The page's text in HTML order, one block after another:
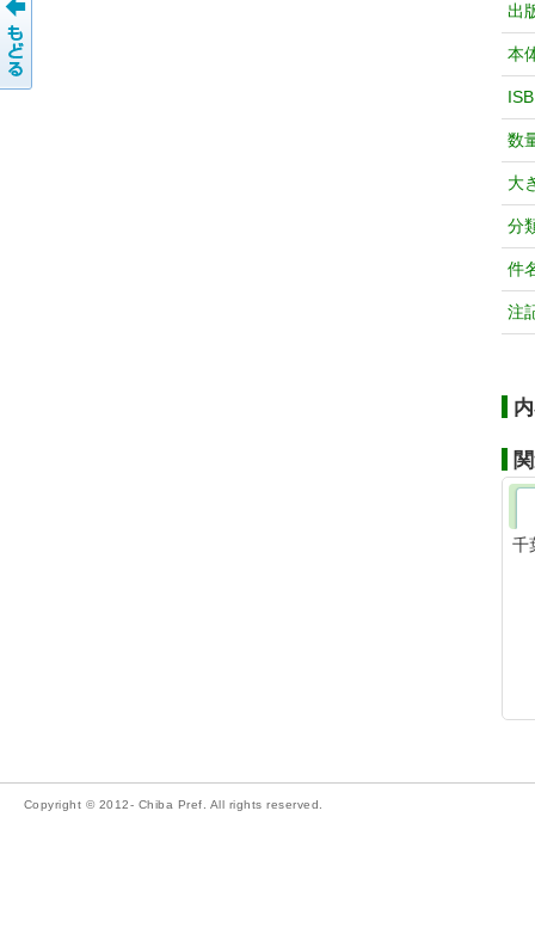
出
本
数
大
分
件
注
千
Copyright © 2012- Chiba Pref. All rights reserved.